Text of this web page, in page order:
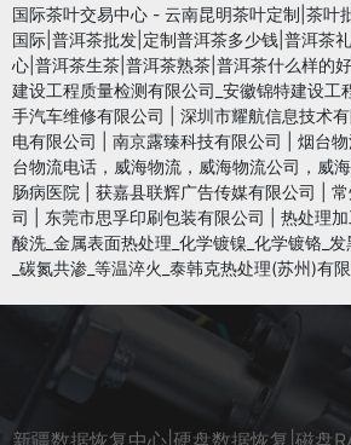
国际茶叶交易中心 - 云南昆明茶叶定制|茶叶
国际|普洱茶批发|定制普洱茶多少钱|普洱茶
心|普洱茶生茶|普洱茶熟茶|普洱茶什么样的
建设工程质量检测有限公司_安徽锦特建设工
手汽车维修有限公司
深圳市耀航信息技术
电有限公司
南京露臻科技有限公司
烟台
台物流电话，威海物流，威海物流公司，威
肠病医院
获嘉县联辉广告传媒有限公司
司
东莞市思孚印刷包装有限公司
热处理
酸洗_金属表面热处理_化学镀镍_化学镀铬_
_碳氮共渗_等温淬火_泰韩克热处理(苏州)有
新疆数据恢复中心|硬盘数据恢复|磁盘